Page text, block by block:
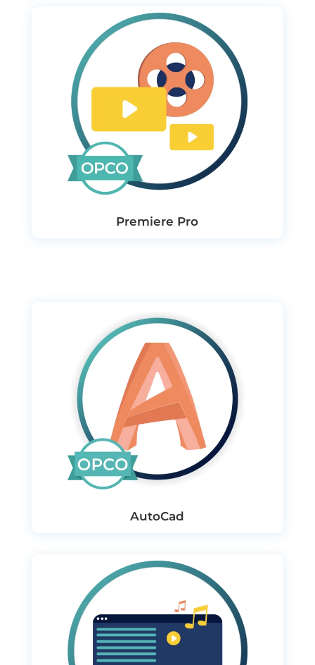
Premiere Pro
AutoCad